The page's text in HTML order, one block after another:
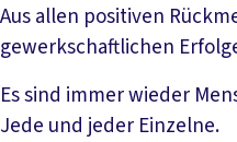
Aus allen positiven
gewerkschaftlichen
Es sind immer wieder
Jede und jeder Einzelne.